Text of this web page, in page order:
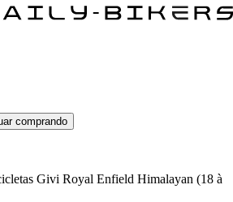
comprando
Givi Royal Enfield Himalayan (18 à